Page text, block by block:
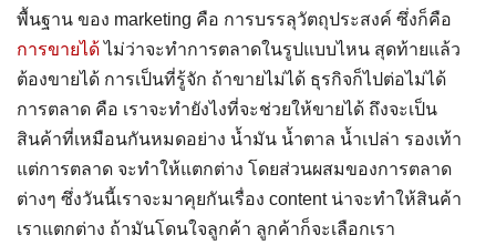
พื้นฐาน ของ marketing คือ การบรรลุวัตถุประสงค์ ซึ่งก็คือ
การขายได้ไม่ว่าจะทำการตลาดในรูปแบบไหน สุดท้ายแล้ว
ต้องขายได้ การเป็นที่รู้จัก ถ้าขายไม่ได้ ธุรกิจก็ไปต่อไม่ได้
การตลาด คือ เราจะทำยังไงที่จะช่วยให้ขายได้ ถึงจะเป็น
สินค้าที่เหมือนกันหมดอย่าง น้ำมัน น้ำตาล น้ำเปล่า รองเท้า
แต่การตลาด จะทำให้แตกต่าง โดยส่วนผสมของการตลาด
ต่างๆ ซึ่งวันนี้เราจะมาคุยกันเรื่อง content น่าจะทำให้สินค้า
เราแตกต่าง ถ้ามันโดนใจลูกค้า ลูกค้าก็จะเลือกเรา